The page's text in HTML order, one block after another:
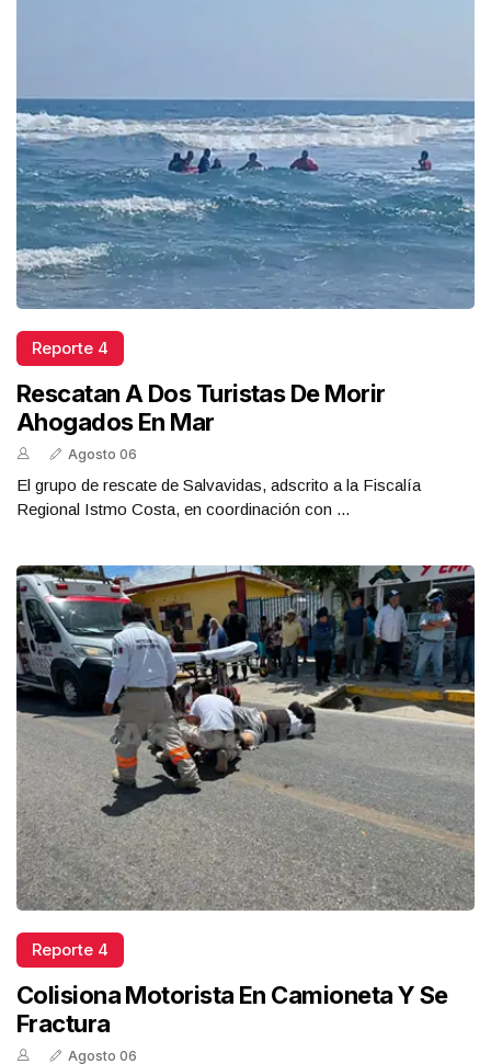
Reporte 4
Rescatan A Dos Turistas De Morir
Ahogados En Mar
Agosto 06
El grupo de rescate de Salvavidas, adscrito a la Fiscalía
Regional Istmo Costa, en coordinación con ...
Reporte 4
Colisiona Motorista En Camioneta Y Se
Fractura
Agosto 06